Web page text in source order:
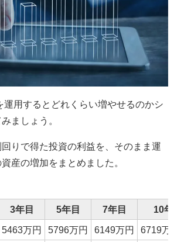
運用するとどれくらい増やせるのかシ
ましょう。
りで得た投資の利益を、そのまま運
産の増加をまとめました。
3年目 5年目 7年目 10
5463万円 5796万円 6149万円 6719万